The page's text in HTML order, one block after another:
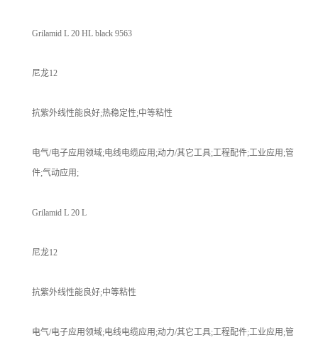
Grilamid L 20 HL black 9563
尼龙12
抗紫外线性能良好;热稳定性;中等粘性
电气/电子应用领域;电线电缆应用;动力/其它工具;工程配件;工业应用;管
件;气动应用;
Grilamid L 20 L
尼龙12
抗紫外线性能良好;中等粘性
电气/电子应用领域;电线电缆应用;动力/其它工具;工程配件;工业应用;管